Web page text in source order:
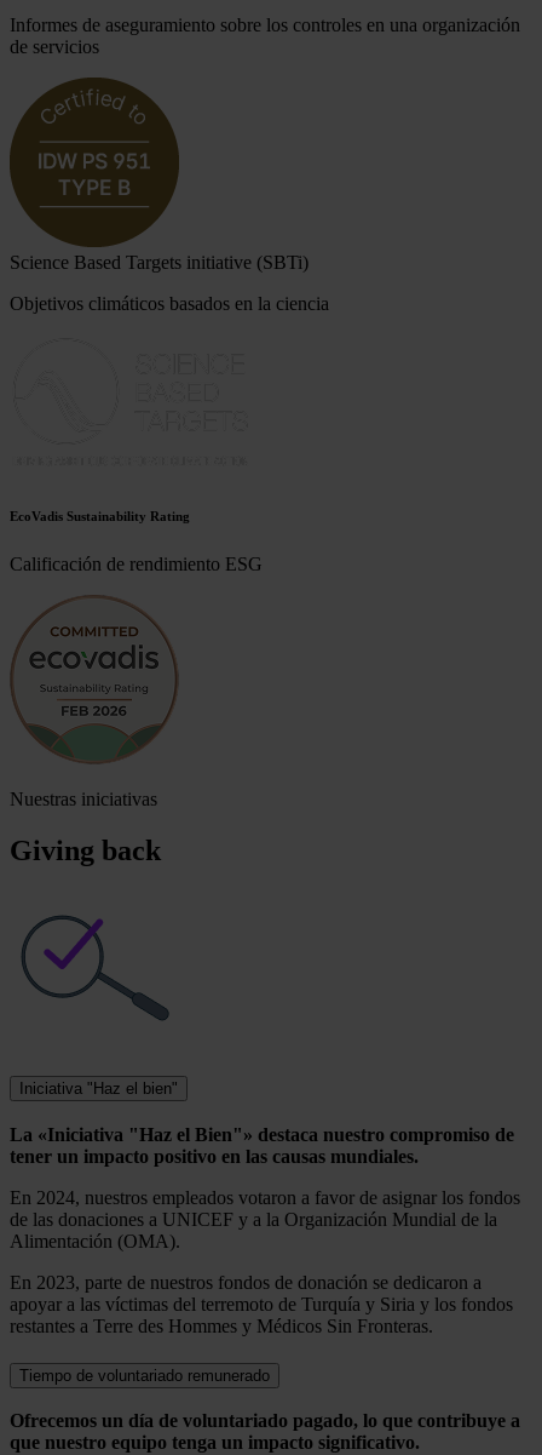
Informes de aseguramiento sobre los controles en una organización
de servicios
Science Based Targets initiative (SBTi)
Objetivos climáticos basados en la ciencia
EcoVadis Sustainability Rating
Calificación de rendimiento ESG
Nuestras iniciativas
Giving back
Iniciativa "Haz el bien"
La «Iniciativa "Haz el Bien"» destaca nuestro compromiso de
tener un impacto positivo en las causas mundiales.
En 2024, nuestros empleados votaron a favor de asignar los fondos
de las donaciones a UNICEF y a la Organización Mundial de la
Alimentación (OMA).
En 2023, parte de nuestros fondos de donación se dedicaron a
apoyar a las víctimas del terremoto de Turquía y Siria y los fondos
restantes a Terre des Hommes y Médicos Sin Fronteras.
Tiempo de voluntariado remunerado
Ofrecemos un día de voluntariado pagado, lo que contribuye a
que nuestro equipo tenga un impacto significativo.